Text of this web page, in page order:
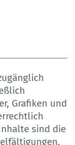
Grafiken und
sind die